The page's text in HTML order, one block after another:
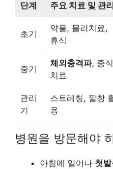
단계 주요 치료 및 관리
초기
약물, 물리치료,
휴식
중기
체외충격파, 증식
치료
관리
기
스트레칭, 깔창
용
병원을 방문해야
아침에 일어나 첫